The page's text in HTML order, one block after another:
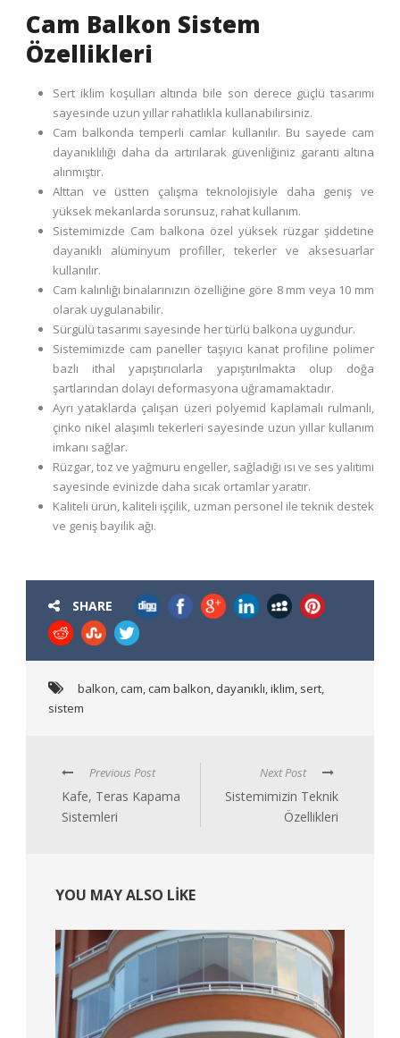
Cam Balkon Sistem
Özellikleri
Sert iklim koşulları altında bile son derece güçlü tasarımı
sayesinde uzun yıllar rahatlıkla kullanabilirsiniz.
Cam balkonda temperli camlar kullanılır. Bu sayede cam
dayanıklılığı daha da artırılarak güvenliğiniz garanti altına
alınmıştır.
Alttan ve üstten çalışma teknolojisiyle daha geniş ve
yüksek mekanlarda sorunsuz, rahat kullanım.
Sistemimizde Cam balkona özel yüksek rüzgar şiddetine
dayanıklı alüminyum profiller, tekerler ve aksesuarlar
kullanılır.
Cam kalınlığı binalarınızın özelliğine göre 8 mm veya 10 mm
olarak uygulanabilir.
Sürgülü tasarımı sayesinde her türlü balkona uygundur.
Sistemimizde cam paneller taşıyıcı kanat profiline polimer
bazlı ithal yapıştırıcılarla yapıştırılmakta olup doğa
şartlarından dolayı deformasyona uğramamaktadır.
Ayrı yataklarda çalışan üzeri polyemid kaplamalı rulmanlı,
çinko nikel alaşımlı tekerleri sayesinde uzun yıllar kullanım
imkanı sağlar.
Rüzgar, toz ve yağmuru engeller, sağladığı ısı ve ses yalıtımı
sayesinde evinizde daha sıcak ortamlar yaratır.
Kaliteli ürün, kaliteli işçilik, uzman personel ile teknik destek
ve geniş bayilik ağı.
SHARE
balkon, cam, cam balkon, dayanıklı,iklim, sert,
sistem
Previous Post
Kafe, Teras Kapama
Sistemleri
Next Post
Sistemimizin Teknik
Özellikleri
YOU MAY ALSO LIKE